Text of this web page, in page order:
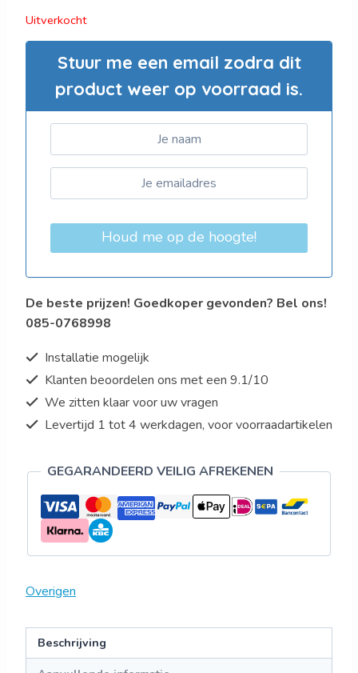
was:
€54,50.€32,70.
Uitverkocht
Stuur me een email zodra dit
product weer op voorraad is.
Houd me op de hoogte!
De beste prijzen! Goedkoper gevonden? Bel ons!
085-0768998
Installatie mogelijk
Klanten beoordelen ons met een 9.1/10
We zitten klaar voor uw vragen
Levertijd 1 tot 4 werkdagen, voor voorraadartikelen
GEGARANDEERD VEILIG AFREKENEN
Overigen
Beschrijving